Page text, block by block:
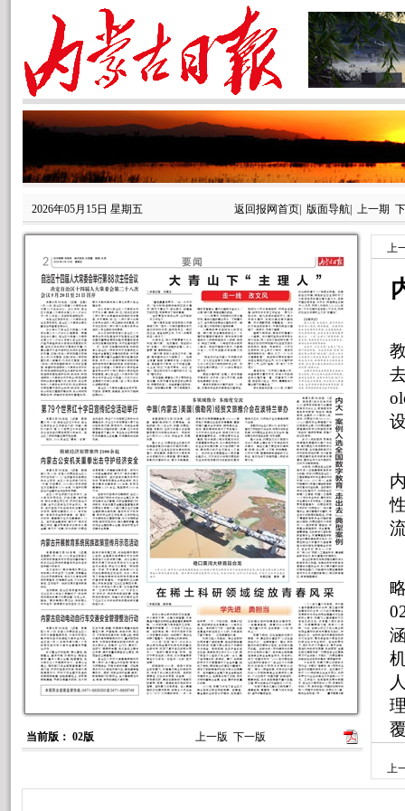
2026年05月15日 星期五 返回报网首页| 版面导航| 上一期
当前版： 02版 上一版 下一版
上
上